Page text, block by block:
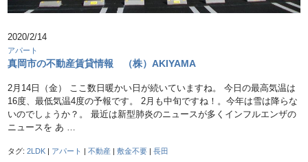
2020/2/14
アパート
真岡市の不動産賃貸情報 （株）AKIYAMA
2月14日（金） ここ数日暖かい日が続いていますね。 今日の最高気温は
16度、最低気温4度の予報です。 2月も中旬ですね！。今年は雪は降らな
いのでしょうか？。 最近は新型肺炎のニュースが多くインフルエンザの
ニュースを あ …
タグ:2LDK | アパート |不動産 |敷金不要 |長田